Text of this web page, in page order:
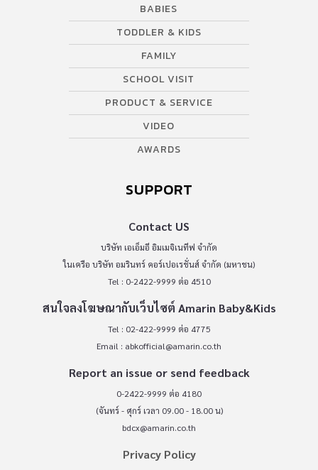
BABIES
TODDLER & KIDS
FAMILY
SCHOOL VISIT
PRODUCT & SERVICE
VIDEO
AWARDS
SUPPORT
Contact US
บริษัท เอเอ็มอี อิมเมจิเนทีฟ จำกัด
ในเครือ บริษัท อมรินทร์ คอร์เปอเรชั่นส์ จำกัด (มหาชน)
Tel : 0-2422-9999 ต่อ 4510
สนใจลงโฆษณากับเว็บไซต์ Amarin Baby&Kids
Tel : 02-422-9999 ต่อ 4775
Email : abkofficial@amarin.co.th
Report an issue or send feedback
0-2422-9999 ต่อ 4180
(จันทร์ - ศุกร์ เวลา 09.00 - 18.00 น)
bdcx@amarin.co.th
Privacy Policy